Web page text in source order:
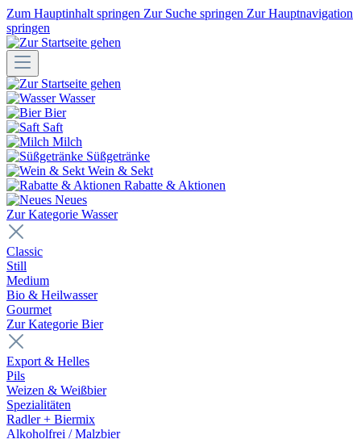
Zum Hauptinhalt springen Zur Suche springen Zur Hauptnavigation
springen
Wasser
Bier
Saft
Milch
Süßgetränke
Wein & Sekt
Rabatte & Aktionen
Neues
Zur Kategorie Wasser
Classic
Still
Medium
Bio & Heilwasser
Gourmet
Zur Kategorie Bier
Export & Helles
Pils
Weizen & Weißbier
Spezialitäten
Radler + Biermix
Alkoholfrei / Malzbier